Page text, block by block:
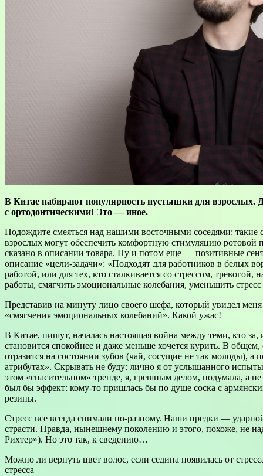
В Китае набирают популярность пустышки для взрослых.
с ортодонтическими! Это — иное.
Подождите смеяться над нашими восточными соседями:
взрослых могут обеспечить комфортную стимуляцию ротовой
сказано в описании товара. Ну и потом еще — позитивные
описание «цели-задачи»: «Подходят для работников в белых
работой, или для тех, кто сталкивается со стрессом,
работы, смягчить эмоциональные колебания, уменьшить
Представив на минуту лицо своего шефа, который увидел
«смягчения эмоциональных колебаний». Какой ужас!
В Китае, пишут, началась настоящая война между теми, кто
становится спокойнее и даже меньше хочется курить. В
отразится на состоянии зубов (чай, сосущие не так молоды),
атрибутах». Скрывать не буду: лично я от услышанного
этом «спасительном» тренде, я, грешным делом, подумала, а
был бы эффект: кому-то пришлась бы по душе соска с
резины.
Стресс все всегда снимали по-разному. Наши предки —
страсти. Правда, нынешнему поколению и этого, похоже, не
Рихтер»). Но это так, к сведению…
Можно ли вернуть цвет волос, если седина появилась от
стресса